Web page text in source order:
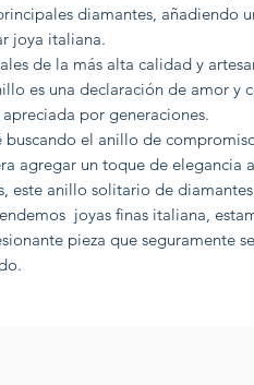
diamantes, añadiendo
joya italiana.
de la más alta calidad y
es una declaración de amor y
por generaciones.
buscando el anillo de
agregar un toque de elegancia
este anillo solitario de
joyas finas italiana,
pieza que seguramente